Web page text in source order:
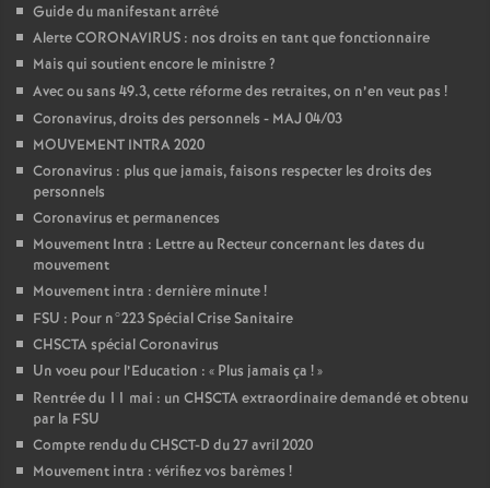
Guide du manifestant arrêté
Alerte CORONAVIRUS : nos droits en tant que fonctionnaire
Mais qui soutient encore le ministre?
Avec ou sans 49.3, cette réforme des retraites, on n’en veut pas !
Coronavirus, droits des personnels - MAJ 04/03
MOUVEMENT INTRA 2020
Coronavirus : plus que jamais, faisons respecter les droits des
personnels
Coronavirus et permanences
Mouvement Intra : Lettre au Recteur concernant les dates du
mouvement
Mouvement intra : dernière minute!
FSU : Pour n°223 Spécial Crise Sanitaire
CHSCTA spécial Coronavirus
Un voeu pour l’Education : « Plus jamais ça !»
Rentrée du 11 mai : un CHSCTA extraordinaire demandé et obtenu
par la FSU
Compte rendu du CHSCT-D du 27 avril 2020
Mouvement intra : vérifiez vos barèmes !